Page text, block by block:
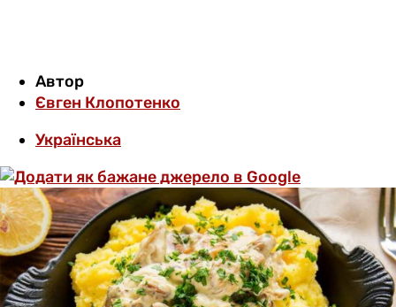
Автор
Євген Клопотенко
Українська